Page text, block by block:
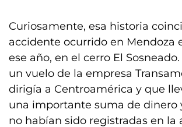
Curiosamente, esa historia
accidente ocurrido en Mendoza
ese año, en el cerro El
un vuelo de la empresa
dirigía a Centroamérica y que
una importante suma de dinero
no habían sido registradas en la